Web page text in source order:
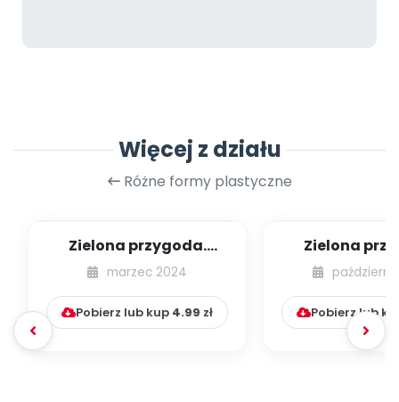
Więcej z działu
Różne formy plastyczne
Zielona przygoda.
Wiosenny medal
marzec 2024
Pobierz lub kup 4.99 zł
Zielona
Pobierz lub